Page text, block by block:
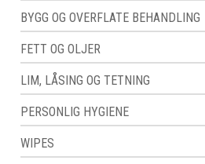
BYGG OG OVERFLATE BEHANDLING
FETT OG OLJER
LIM, LÅSING OG TETNING
PERSONLIG HYGIENE
WIPES